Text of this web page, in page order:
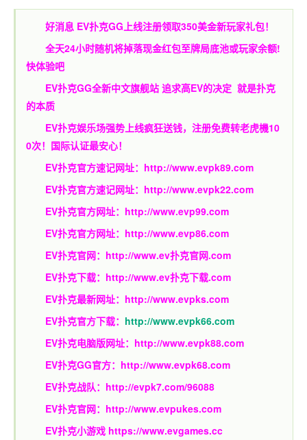
好消息 EV扑克GG上线注册领取350美金新玩家礼包！
全天24小时随机将掉落现金红包至牌局底池或玩家余额!
快体验吧
EV扑克GG全新中文旗舰站 追求高EV的决定 就是扑克
的本质
EV扑克娱乐场强势上线疯狂送钱，注册免费转老虎機10
0次！国际认证最安心！
EV扑克官方速记网址： http://www.evpk89.com
EV扑克官方速记网址： http://www.evpk22.com
EV扑克官方网址： http://www.evp99.com
EV扑克官方网址： http://www.evp86.com
EV扑克官网： http://www.ev扑克官网.com
EV扑克下载： http://www.ev扑克下载.com
EV扑克最新网址： http://www.evpks.com
EV扑克官方下载： http://www.evpk66.com
EV扑克电脑版网址： http://www.evpk88.com
EV扑克GG官方： http://www.evpk68.com
EV扑克战队： http://evpk7.com/96088
EV扑克官网： http://www.evpukes.com
EV扑克小游戏 https://www.evgames.cc